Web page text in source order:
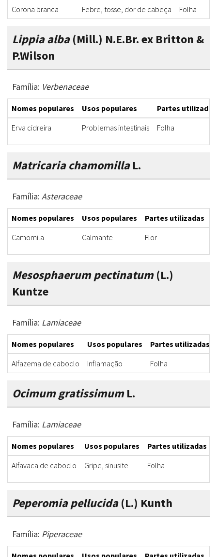
Corona branca
Febre, tosse, dor de cabeça Folha
Lippia alba(Mill.) N.E.Br. ex Britton &
P.Wilson
Família: Verbenaceae
Nomes populares Usos populares
Partes utilizadas
Erva cidreira
Problemas intestinais Folha
Matricaria chamomillaL.
Família: Asteraceae
Nomes populares Usos populares Partes utilizadas
Camomila
Calmante Flor
Mesosphaerum pectinatum(L.)
Kuntze
Família: Lamiaceae
Nomes populares Usos populares
Partes utilizadas
Alfazema de caboclo
Inflamação Folha
Ocimum gratissimumL.
Família: Lamiaceae
Nomes populares Usos populares Partes utilizadas
Alfavaca de caboclo
Gripe, sinusite Folha
Peperomia pellucida(L.) Kunth
Família: Piperaceae